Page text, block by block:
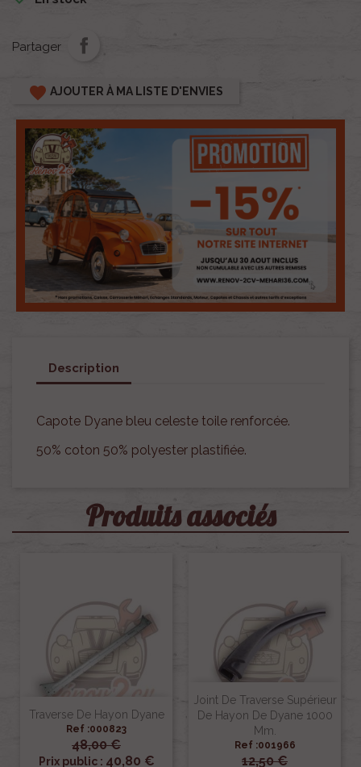
Partager
favorite AJOUTER À MA LISTE D'ENVIES
Description
Capote Dyane bleu celeste toile renforcée.
50% coton 50% polyester plastifiée.
Produits associés
Traverse De Hayon Dyane
Ref :000823
48,00 €
Prix public : 40,80 €
Joint De Traverse Supérieur
De Hayon De Dyane 1000
Mm.
Ref :001966
12,50 €